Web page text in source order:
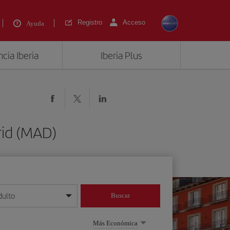
Ayuda Registro Acceso
Iberia Iberia Plus
(MAD)
mes/año
Buscar
Más Económica